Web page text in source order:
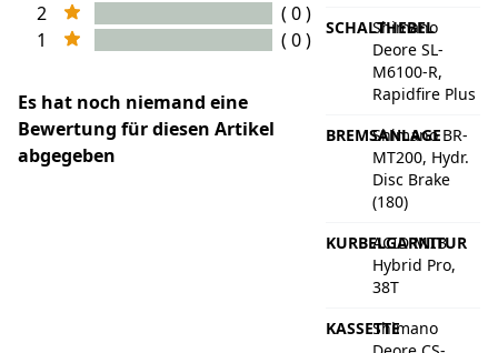
2
( 0 )
1
( 0 )
Es hat noch niemand eine
Bewertung für diesen Artikel
abgegeben
SCHALTHEBEL
Shimano
Deore SL-
M6100-R,
Rapidfire Plus
BREMSANLAGE
Shimano BR-
MT200, Hydr.
Disc Brake
(180)
KURBELGARNITUR
ACID MTB
Hybrid Pro,
38T
KASSETTEShimano